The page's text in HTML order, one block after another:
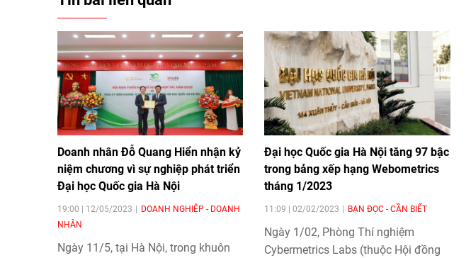
Doanh nhân Đỗ Quang Hiển nhận kỷ
niệm chương vì sự nghiệp phát triển
Đại học Quốc gia Hà Nội
19:00 | 12/05/2023
DOANH NGHIỆP - DOANH
NHÂN
Ngày 11/5, tại Hà Nội, trong khuôn
Đại học Quốc gia Hà Nội tăng 97 bậc
trong bảng xếp hạng Webometrics
tháng 1/2023
11:09 | 02/02/2023 BẠN ĐỌC - CẦN BIẾT
Ngày 1/02, Phòng Thí nghiệm
Cybermetrics Labs (thuộc Hội đồng